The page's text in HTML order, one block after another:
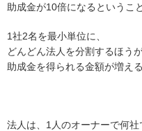
助成金が10倍になるというこ
1社2名を最小単位に、
どんどん法人を分割するほうが
助成金を得られる金額が増える
法人は、1人のオーナーで何社